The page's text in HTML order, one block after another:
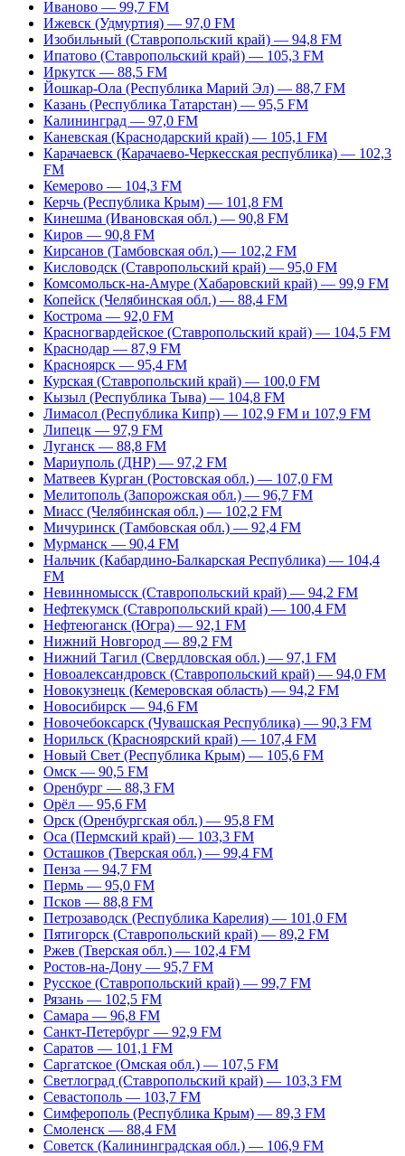
Иваново — 99,7 FM
Ижевск (Удмуртия) — 97,0 FM
Изобильный (Ставропольский край) — 94,8 FM
Ипатово (Ставропольский край) — 105,3 FM
Иркутск — 88,5 FM
Йошкар-Ола (Республика Марий Эл) — 88,7 FM
Казань (Республика Татарстан) — 95,5 FM
Калининград — 97,0 FM
Каневская (Краснодарский край) — 105,1 FM
Карачаевск (Карачаево-Черкесская республика) — 102,3
FM
Кемерово — 104,3 FM
Керчь (Республика Крым) — 101,8 FM
Кинешма (Ивановская обл.) — 90,8 FM
Киров — 90,8 FM
Кирсанов (Тамбовская обл.) — 102,2 FM
Кисловодск (Ставропольский край) — 95,0 FM
Комсомольск-на-Амуре (Хабаровский край) — 99,9 FM
Копейск (Челябинская обл.) — 88,4 FM
Кострома — 92,0 FM
Красногвардейское (Ставропольский край) — 104,5 FM
Краснодар — 87,9 FM
Красноярск — 95,4 FM
Курская (Ставропольский край) — 100,0 FM
Кызыл (Республика Тыва) — 104,8 FM
Лимасол (Республика Кипр) — 102,9 FM и 107,9 FM
Липецк — 97,9 FM
Луганск — 88,8 FM
Мариуполь (ДНР) — 97,2 FM
Матвеев Курган (Ростовская обл.) — 107,0 FM
Мелитополь (Запорожская обл.) — 96,7 FM
Миасс (Челябинская обл.) — 102,2 FM
Мичуринск (Тамбовская обл.) — 92,4 FM
Мурманск — 90,4 FM
Нальчик (Кабардино-Балкарская Республика) — 104,4
FM
Невинномысск (Ставропольский край) — 94,2 FM
Нефтекумск (Ставропольский край) — 100,4 FM
Нефтеюганск (Югра) — 92,1 FM
Нижний Новгород — 89,2 FM
Нижний Тагил (Свердловская обл.) — 97,1 FM
Новоалександровск (Ставропольский край) — 94,0 FM
Новокузнецк (Кемеровская область) — 94,2 FM
Новосибирск — 94,6 FM
Новочебоксарск (Чувашская Республика) — 90,3 FM
Норильск (Красноярский край) — 107,4 FM
Новый Свет (Республика Крым) — 105,6 FM
Омск — 90,5 FM
Оренбург — 88,3 FM
Орёл — 95,6 FM
Орск (Оренбургская обл.) — 95,8 FM
Оса (Пермский край) — 103,3 FM
Осташков (Тверская обл.) — 99,4 FM
Пенза — 94,7 FM
Пермь — 95,0 FM
Псков — 88,8 FM
Петрозаводск (Республика Карелия) — 101,0 FM
Пятигорск (Ставропольский край) — 89,2 FM
Ржев (Тверская обл.) — 102,4 FM
Ростов-на-Дону — 95,7 FM
Русское (Ставропольский край) — 99,7 FM
Рязань — 102,5 FM
Самара — 96,8 FM
Санкт-Петербург — 92,9 FM
Саратов — 101,1 FM
Саргатское (Омская обл.) — 107,5 FM
Светлоград (Ставропольский край) — 103,3 FM
Севастополь — 103,7 FM
Симферополь (Республика Крым) — 89,3 FM
Смоленск — 88,4 FM
Советск (Калининградская обл.) — 106,9 FM